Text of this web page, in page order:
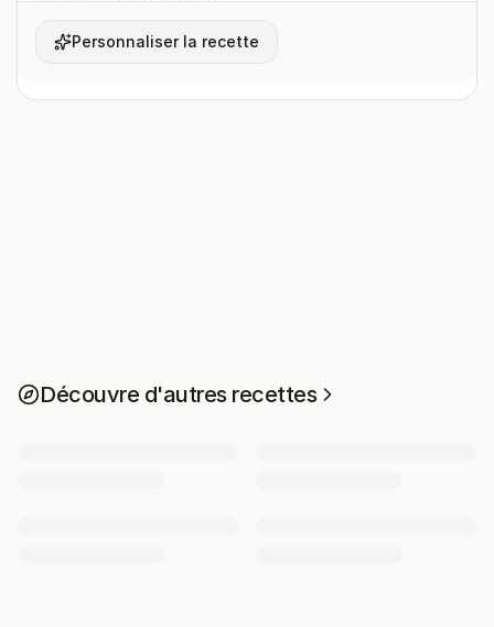
Personnaliser la recette
Découvre d'autres recettes